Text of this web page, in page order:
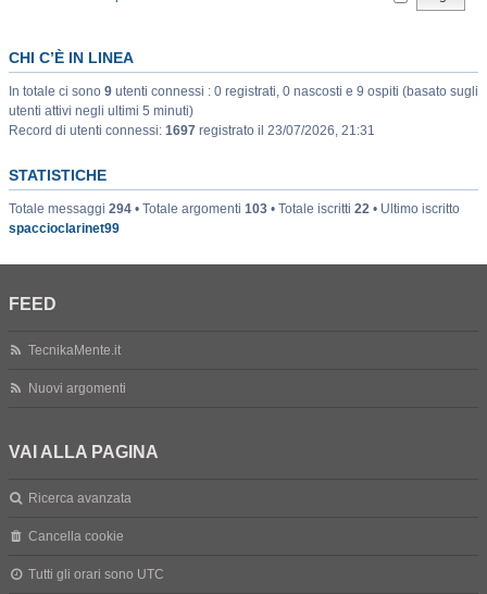
CHI C’È IN LINEA
In totale ci sono 9 utenti connessi : 0 registrati, 0 nascosti e 9 ospiti (basato sugli
utenti attivi negli ultimi 5 minuti)
Record di utenti connessi: 1697 registrato il 23/07/2026, 21:31
STATISTICHE
Totale messaggi 294 • Totale argomenti 103 • Totale iscritti 22 • Ultimo iscritto
spaccioclarinet99
FEED
TecnikaMente.it
Nuovi argomenti
VAI ALLA PAGINA
Ricerca avanzata
Cancella cookie
Tutti gli orari sono UTC